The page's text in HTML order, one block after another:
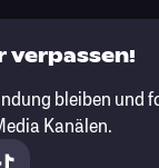
verpassen!
bleiben und
Kanälen.